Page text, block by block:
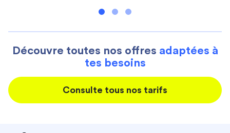
Découvre toutes nos offres adaptées à
tes besoins
Consulte tous nos tarifs